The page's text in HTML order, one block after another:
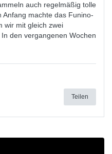
auch regelmäßig tolle
machte das Funino-
wir mit gleich zwei
den vergangenen Wochen
Teilen